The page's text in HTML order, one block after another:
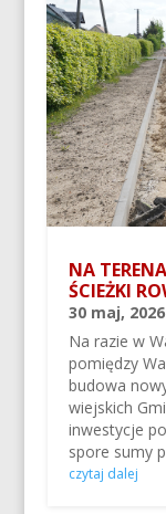
NA
ŚCIEŻKI
30 maj, 2026
Na razie w
pomiędzy
budowa
wiejskich
inwestycje
spore sumy
czytaj dalej